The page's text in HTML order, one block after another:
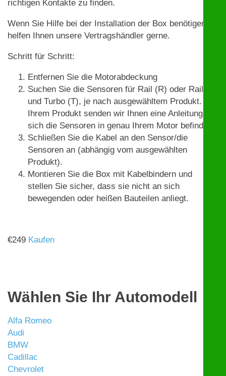
richtigen Kontakte zu finden.
Wenn Sie Hilfe bei der Installation der Box benötigen,
helfen Ihnen unsere Vertragshändler gerne.
Schritt für Schritt:
Entfernen Sie die Motorabdeckung
Suchen Sie die Sensoren für Rail (R) oder Rail (R)
und Turbo (T), je nach ausgewähltem Produkt. Mit
Ihrem Produkt senden wir Ihnen eine Anleitung, wo
sich die Sensoren in genau Ihrem Motor befinden.
Schließen Sie die Kabel an den Sensor/die
Sensoren an (abhängig vom ausgewählten
Produkt).
Montieren Sie die Box mit Kabelbindern und
stellen Sie sicher, dass sie nicht an sich
bewegenden oder heißen Bauteilen anliegt.
€249 Kaufen
Wählen Sie Ihr Automodell
Alfa Romeo
Audi
BMW
Cadillac
Chevrolet